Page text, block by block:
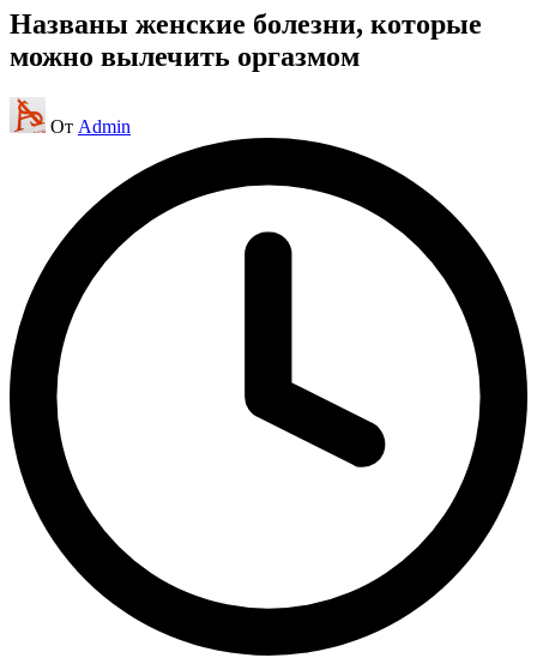
Названы женские болезни, которые
можно вылечить оргазмом
Запись
от
От Admin